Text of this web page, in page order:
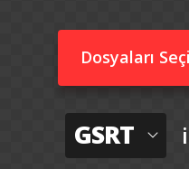
Dosyaları
GSRT